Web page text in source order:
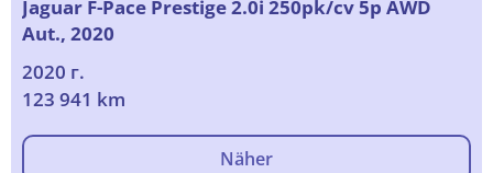
Jaguar F-Pace Prestige 2.0i 250pk/cv 5p AWD
Aut., 2020
2020 г.
123 941 km
Näher